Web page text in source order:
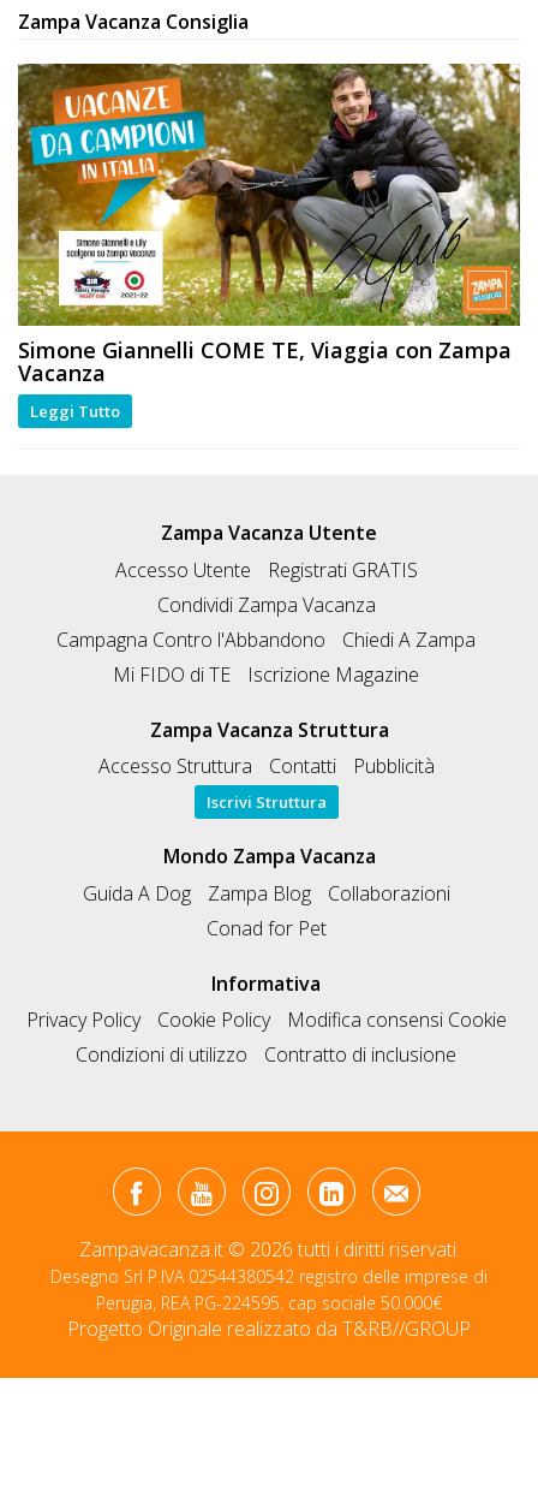
Zampa Vacanza Consiglia
Simone Giannelli COME TE, Viaggia con Zampa
Vacanza
Leggi Tutto
Zampa Vacanza Utente
Accesso Utente
Registrati GRATIS
Condividi Zampa Vacanza
Campagna Contro l'Abbandono
Chiedi A Zampa
Mi FIDO di TE
Iscrizione Magazine
Zampa Vacanza Struttura
Accesso Struttura
Contatti Pubblicità
Iscrivi Struttura
Mondo Zampa Vacanza
Guida A Dog
Zampa Blog
Collaborazioni
Conad for Pet
Informativa
Privacy Policy
Cookie Policy
Modifica consensi Cookie
Condizioni di utilizzo
Contratto di inclusione
Zampavacanza.it © 2026 tutti i diritti riservati.
Desegno Srl P.IVA 02544380542 registro delle imprese di
Perugia, REA PG-224595. cap sociale 50.000€
Progetto Originale realizzato da T&RB//GROUP